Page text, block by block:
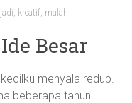
jadi, kreatif, malah
Besar
menyala redup.
beberapa tahun